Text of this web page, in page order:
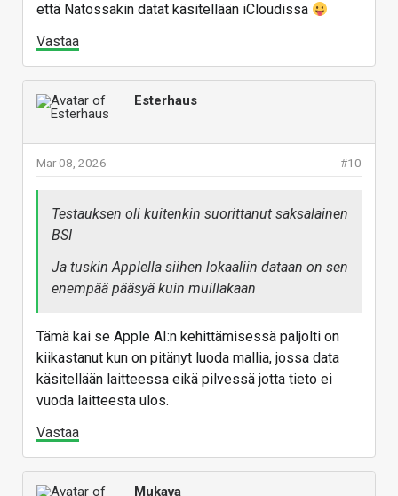
että Natossakin datat käsitellään iCloudissa
Vastaa
Esterhaus
#10
Mar 08, 2026
Testauksen oli kuitenkin suorittanut saksalainen
BSI
Ja tuskin Applella siihen lokaaliin dataan on sen
enempää pääsyä kuin muillakaan
Tämä kai se Apple AI:n kehittämisessä paljolti on
kiikastanut kun on pitänyt luoda mallia, jossa data
käsitellään laitteessa eikä pilvessä jotta tieto ei
vuoda laitteesta ulos.
Vastaa
Mukava